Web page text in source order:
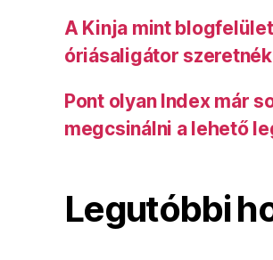
A Kinja mint
óriásaligátor
Pont olyan Index már
megcsinálni a lehető
Legutóbbi